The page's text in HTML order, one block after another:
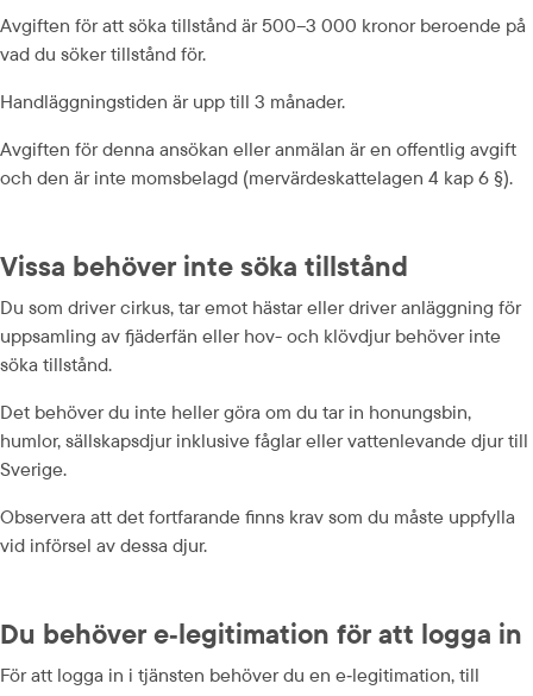
Avgiften för att söka tillstånd är 500–3 000 kronor beroende på
vad du söker tillstånd för.
Handläggningstiden är upp till 3 månader.
Avgiften för denna ansökan eller anmälan är en offentlig avgift
och den är inte momsbelagd (mervärdeskattelagen 4 kap 6 §).
Vissa behöver inte söka tillstånd
Du som driver cirkus, tar emot hästar eller driver anläggning för
uppsamling av fjäderfän eller hov- och klövdjur behöver inte
söka tillstånd.
Det behöver du inte heller göra om du tar in honungsbin,
humlor, sällskapsdjur inklusive fåglar eller vattenlevande djur till
Sverige.
Observera att det fortfarande finns krav som du måste uppfylla
vid införsel av dessa djur.
Du behöver e‑legitimation för att logga in
För att logga in i tjänsten behöver du en e‑legitimation, till